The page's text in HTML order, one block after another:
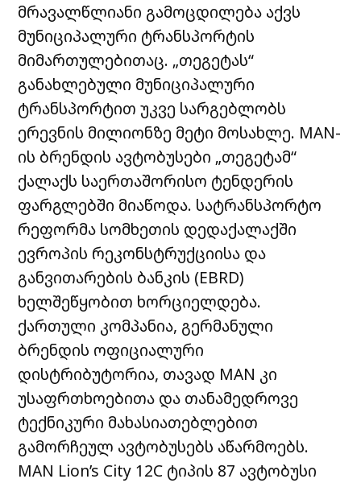
მრავალწლიანი გამოცდილება აქვს
მუნიციპალური ტრანსპორტის
მიმართულებითაც. „თეგეტას“
განახლებული მუნიციპალური
ტრანსპორტით უკვე სარგებლობს
ერევნის მილიონზე მეტი მოსახლე. MAN-
ის ბრენდის ავტობუსები „თეგეტამ“
ქალაქს საერთაშორისო ტენდერის
ფარგლებში მიაწოდა. სატრანსპორტო
რეფორმა სომხეთის დედაქალაქში
ევროპის რეკონსტრუქციისა და
განვითარების ბანკის (EBRD)
ხელშეწყობით ხორციელდება.
ქართული კომპანია, გერმანული
ბრენდის ოფიციალური
დისტრიბუტორია, თავად MAN კი
უსაფრთხოებითა და თანამედროვე
ტექნიკური მახასიათებლებით
გამორჩეულ ავტობუსებს აწარმოებს.
MAN Lion’s City 12C ტიპის 87 ავტობუსი